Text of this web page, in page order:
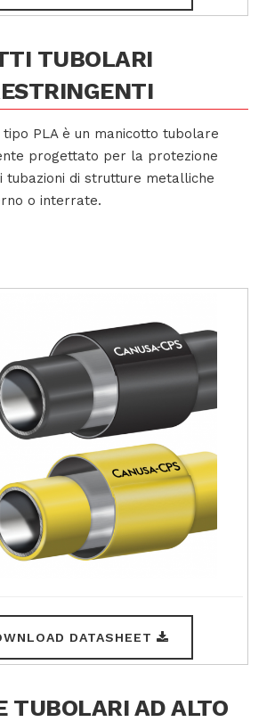
TUBOLARI
tipo PLA è un manicotto tubolare
progettato per la protezione
tubazioni di strutture metalliche
o interrate.
DATASHEET
TUBOLARI AD ALTO